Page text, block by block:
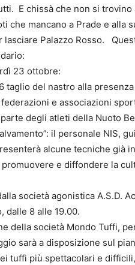
E chissà che non si trovino
che mancano a Prade e alla
lasciare Palazzo Rosso.
23 ottobre:
taglio del nastro alla
e associazioni
degli atleti della Nuoto
il personale NIS,
alcune tecniche già
e diffondere la
società agonistica A.S.D.
dalle 8 alle 19.00.
della società Mondo Tuffi,
sarà a disposizione sul
tuffi più spettacolari e